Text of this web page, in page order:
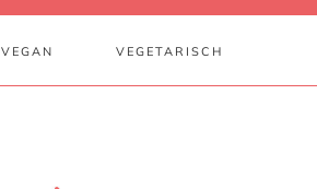
VEGAN VEGETARISCH